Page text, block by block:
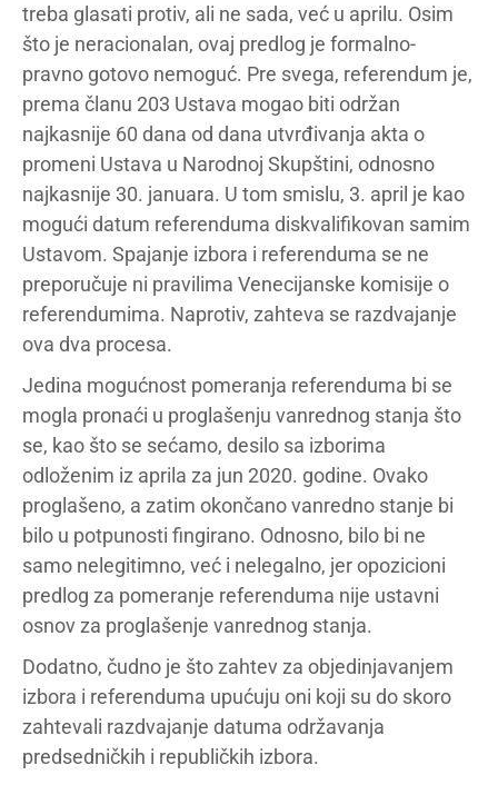
treba glasati protiv, ali ne sada, već u aprilu. Osim
što je neracionalan, ovaj predlog je formalno-
pravno gotovo nemoguć. Pre svega, referendum je,
prema članu 203 Ustava mogao biti održan
najkasnije 60 dana od dana utvrđivanja akta o
promeni Ustava u Narodnoj Skupštini, odnosno
najkasnije 30. januara. U tom smislu, 3. april je kao
mogući datum referenduma diskvalifikovan samim
Ustavom. Spajanje izbora i referenduma se ne
preporučuje ni pravilima Venecijanske komisije o
referendumima. Naprotiv, zahteva se razdvajanje
ova dva procesa.
Jedina mogućnost pomeranja referenduma bi se
mogla pronaći u proglašenju vanrednog stanja što
se, kao što se sećamo, desilo sa izborima
odloženim iz aprila za jun 2020. godine. Ovako
proglašeno, a zatim okončano vanredno stanje bi
bilo u potpunosti fingirano. Odnosno, bilo bi ne
samo nelegitimno, već i nelegalno, jer opozicioni
predlog za pomeranje referenduma nije ustavni
osnov za proglašenje vanrednog stanja.
Dodatno, čudno je što zahtev za objedinjavanjem
izbora i referenduma upućuju oni koji su do skoro
zahtevali razdvajanje datuma održavanja
predsedničkih i republičkih izbora.